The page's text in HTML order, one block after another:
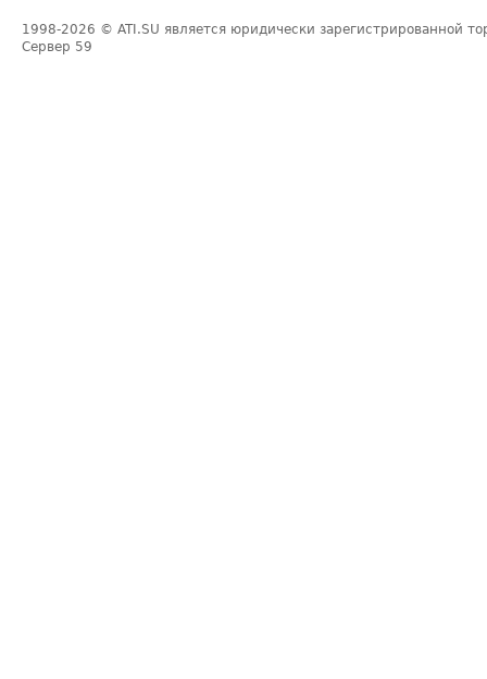
1998-2026 © ATI.SU является юридически зарегистрированной
Сервер 59